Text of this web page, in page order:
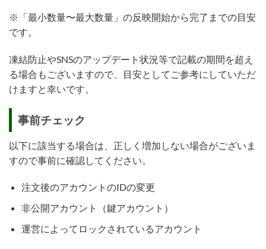
※「最小数量〜最大数量」の反映開始から完了までの目安
です。
凍結防止やSNSのアップデート状況等で記載の期間を超え
る場合もございますので、目安としてご参考にしていただ
けますと幸いです。
事前チェック
以下に該当する場合は、正しく増加しない場合がございま
すので事前に確認してください。
注文後のアカウントのIDの変更
非公開アカウント（鍵アカウント）
運営によってロックされているアカウント